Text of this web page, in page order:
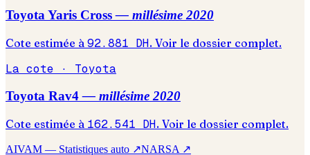
Toyota Yaris Cross — millésime 2020
Cote estimée à 92.881 DH. Voir le dossier complet.
La cote · Toyota
Toyota Rav4 — millésime2020
Cote estimée à 162.541 DH. Voir le dossier complet.
AIVAM — Statistiques auto ↗NARSA ↗